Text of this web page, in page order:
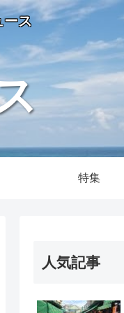
ース
特集
人気記事